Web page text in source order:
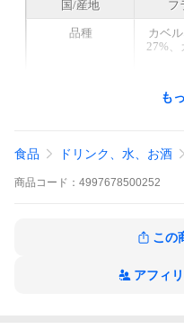
国/産地 フ
品種
カベ
27%、
も
食品 ドリンク、水、お酒
商品 コード： 4997678500252
この
アフィ